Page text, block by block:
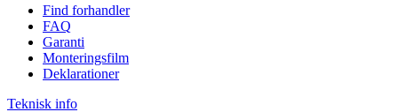
Find forhandler
FAQ
Garanti
Monteringsfilm
Deklarationer
Teknisk info